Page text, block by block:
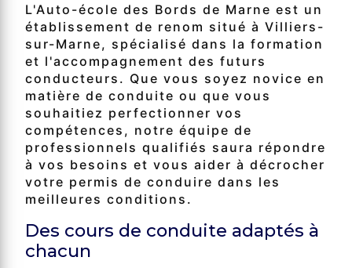
L'Auto-école des Bords de Marne est un
établissement de renom situé à Villiers-
sur-Marne, spécialisé dans la formation
et l'accompagnement des futurs
conducteurs. Que vous soyez novice en
matière de conduite ou que vous
souhaitiez perfectionner vos
compétences, notre équipe de
professionnels qualifiés saura répondre
à vos besoins et vous aider à décrocher
votre permis de conduire dans les
meilleures conditions.
Des cours de conduite adaptés à
chacun